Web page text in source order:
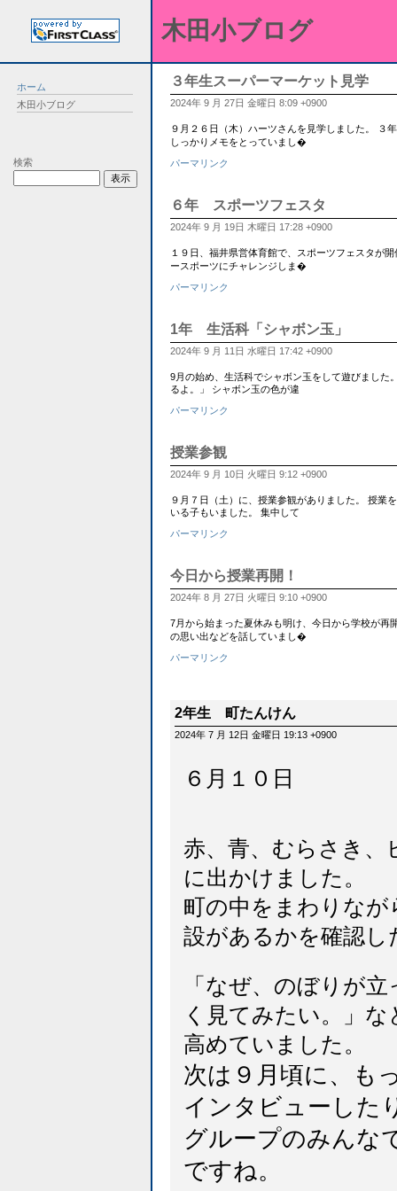
ホーム
木田小ブログ
検索
木田小ブログ
３年生スーパーマーケット見学
2024年 9 月 27日 金曜日 8:09 +0900
９月２６日（木）ハーツさんを見学しました。 ３
しっかりメモをとっていまし�
パーマリンク
６年 スポーツフェスタ
2024年 9 月 19日 木曜日 17:28 +0900
１９日、福井県営体育館で、スポーツフェスタが
ースポーツにチャレンジしま�
パーマリンク
1年 生活科「シャボン玉」
2024年 9 月 11日 水曜日 17:42 +0900
9月の始め、生活科でシャボン玉をして遊びました
るよ。」 シャボン玉の色が違
パーマリンク
授業参観
2024年 9 月 10日 火曜日 9:12 +0900
９月７日（土）に、授業参観がありました。 授業
いる子もいました。 集中して
パーマリンク
今日から授業再開！
2024年 8 月 27日 火曜日 9:10 +0900
7月から始まった夏休みも明け、今日から学校が再
の思い出などを話していまし�
パーマリンク
2年生 町たんけん
2024年 7 月 12日 金曜日 19:13 +0900
６月１０日
赤、青、むらさき
に出かけました。
町の中をまわりな
設があるかを確認
「なぜ、のぼりが
く見てみたい。」
高めていました。
次は９月頃に、も
インタビューした
グループのみんな
ですね。